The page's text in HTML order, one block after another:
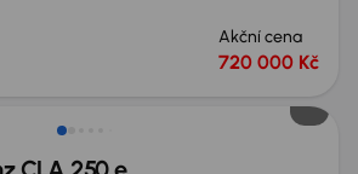
Akční cena
720 000 Kč
Kč